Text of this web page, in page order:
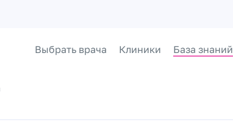
Выбрать врача Клиники База знаний